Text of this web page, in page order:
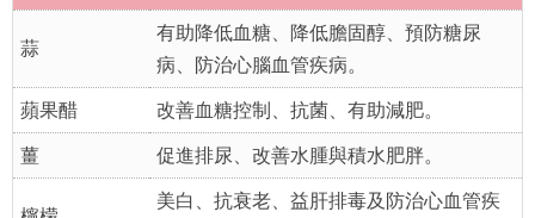
蒜
有助降低血糖、降低膽固醇、預防糖尿
病、防治心腦血管疾病。
蘋果醋 改善血糖控制、抗菌、有助減肥。
薑 促進排尿、改善水腫與積水肥胖。
美白、抗衰老、益肝排毒及防治心血管疾